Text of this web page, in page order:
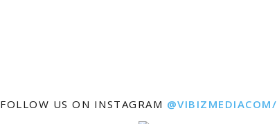
FOLLOW US ON INSTAGRAM @VIBIZMEDIACOM/